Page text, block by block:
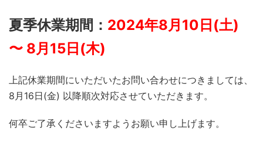
夏季休業期間： 2024年8月10日(土)
〜 8月15日(木)
上記休業期間にいただいたお問い合わせにつきましては、
8月16日(金) 以降順次対応させていただきます。
何卒ご了承くださいますようお願い申し上げます。